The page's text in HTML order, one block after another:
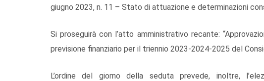
giugno 2023, n. 11 – Stato di attuazione e determinazioni
Si proseguirà con l’atto amministrativo recante:
previsione finanziario per il triennio 2023-2024-2025 del
L’ordine del giorno della seduta prevede, inoltre,